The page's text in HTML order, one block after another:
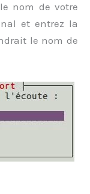
nom de votre
et entrez la
le nom de